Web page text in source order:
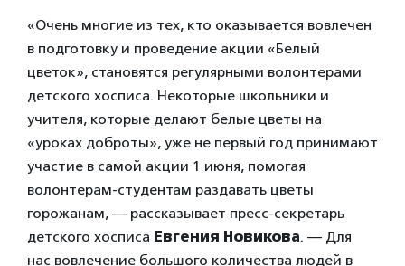
«Очень многие из тех, кто оказывается вовлечен
в подготовку и проведение акции «Белый
цветок», становятся регулярными волонтерами
детского хосписа. Некоторые школьники и
учителя, которые делают белые цветы на
«уроках доброты», уже не первый год принимают
участие в самой акции 1 июня, помогая
волонтерам-студентам раздавать цветы
горожанам, — рассказывает пресс-секретарь
детского хосписа Евгения Новикова. — Для
нас вовлечение большого количества людей в